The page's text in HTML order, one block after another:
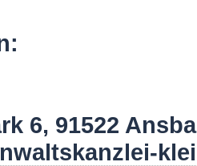
6, 91522